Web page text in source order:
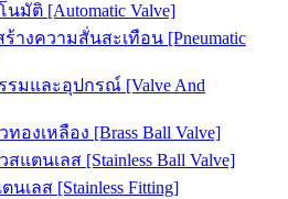
นมัติ [Automatic Valve]
างความสั่นสะเทือน [Pneumatic
รมและอุปกรณ์ [Valve And
องเหลือง [Brass Ball Valve]
แตนเลส [Stainless Ball Valve]
เลส [Stainless Fitting]